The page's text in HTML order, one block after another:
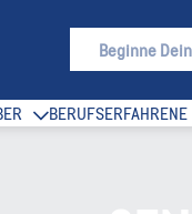
BERUFSERFAHRENE